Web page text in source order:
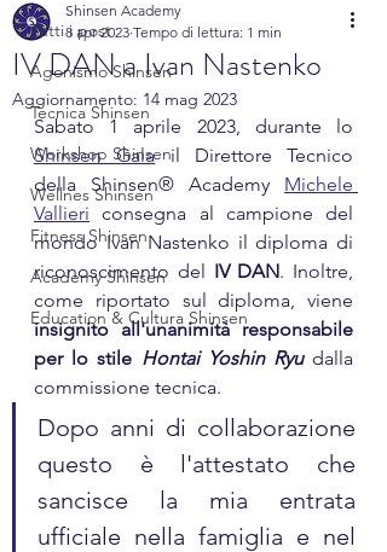
Tutti i post
Agonismo Shinsen
Tecnica Shinsen
Workshop Shinsen
Wellnes Shinsen
Fitness Shinsen
Academy Shinsen
Education & Cultura Shinsen
IV DAN a Ivan Nastenko
Shinsen Academy
8 apr 2023 Tempo di lettura: 1 min
Aggiornamento: 14 mag 2023
Shinsen Gala il Direttore Tecnico
della Shinsen® Academy Michele
Vallieri consegna al campione del
mondo Ivan Nastenko il diploma di
riconoscimento del IV DAN. Inoltre,
come riportato sul diploma, viene
insignito all'unanimità responsabile
per lo stile Hontai Yoshin Ryu dalla
commissione tecnica.
Dopo anni di collaborazione
questo è l'attestato che
sancisce la mia entrata
ufficiale nella famiglia e nel